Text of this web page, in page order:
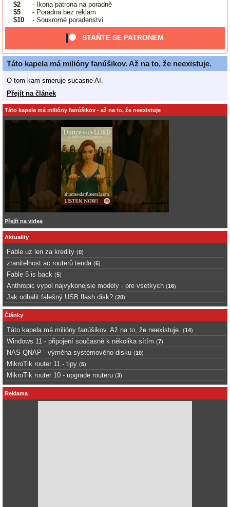
$2
- Ikona patrona na poradně
$5
- Poradna bez reklam
$10
- Soukromé poradenství
STAŇTE SE PATRONEM
Táto kapela má milióny fanúšikov. Až na to, že neexistuje.
O tom kam smeruje sucasne AI.
Přejít na článek
Táto kapela má milióny fanúšikov - až na to, že neexistuje
Přejít na videa
Aktuality
Fable uz len za kredity (0)
zranitelnost ac routerů tenda (6)
Fable 5 is back (5)
Anthropic vypol najvykonejsie modely - pre vsetkych (16)
Jak odhalit falešný USB flash disk? (20)
Články
Táto kapela má milióny fanúšikov. Až na to, že neexistuje. (14)
Windows 11 - připojení současně k několika sítím (7)
NAS QNAP - výměna systémového disku (10)
MikroTik router 11 - tipy (5)
MikroTik router 10 - upgrade routeru (3)
Reklama